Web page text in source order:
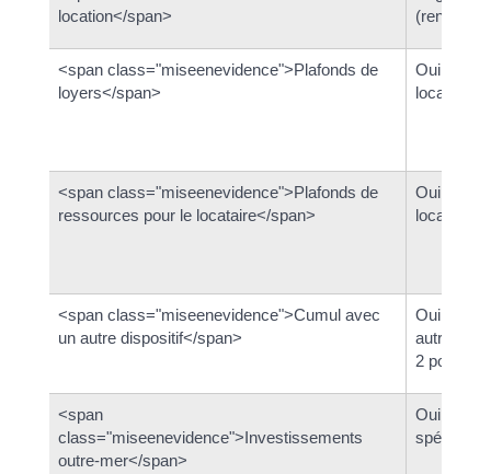
location</span>
<span class="miseenevidence">Plafonds de
loyers</span>
Oui,
<span class="miseenevidence">Plafonds de
ressources pour le locataire</span>
Oui,
<span class="miseenevidence">Cumul avec
un autre dispositif</span>
Oui avec
autre
2 pour
<span
class="miseenevidence">Investissements
outre-mer</span>
Oui, avec